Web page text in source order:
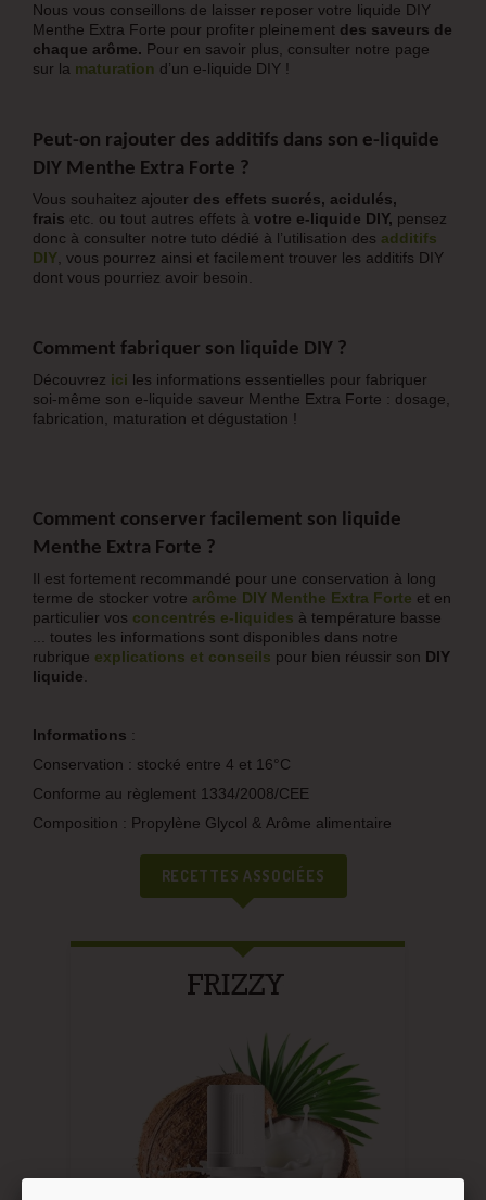
Nous vous conseillons de laisser reposer votre liquide DIY
Menthe Extra Forte pour profiter pleinement des saveurs de
chaque arôme. Pour en savoir plus, consulter notre page
sur la maturation d’un e-liquide DIY !
Peut-on rajouter des additifs dans son e-liquide
DIY Menthe Extra Forte ?
Vous souhaitez ajouter des effets sucrés, acidulés,
frais etc. ou tout autres effets à votre e-liquide DIY, pensez
donc à consulter notre tuto dédié à l’utilisation des additifs
DIY, vous pourrez ainsi et facilement trouver les additifs DIY
dont vous pourriez avoir besoin.
Comment fabriquer son liquide DIY ?
Découvrez ici les informations essentielles pour fabriquer
soi-même son e-liquide saveur Menthe Extra Forte : dosage,
fabrication, maturation et dégustation !
Comment conserver facilement son liquide
Menthe Extra Forte ?
Il est fortement recommandé pour une conservation à long
terme de stocker votre arôme DIY Menthe Extra Forte et en
particulier vos concentrés e-liquides à température basse
... toutes les informations sont disponibles dans notre
rubrique explications et conseils pour bien réussir son DIY
liquide.
Informations :
Conservation : stocké entre 4 et 16°C
Conforme au règlement 1334/2008/CEE
Composition : Propylène Glycol & Arôme alimentaire
RECETTES ASSOCIÉES